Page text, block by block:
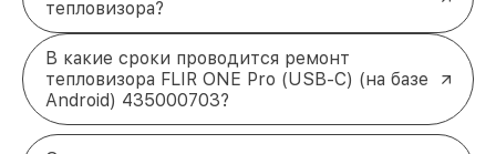
тепловизора?
В какие сроки проводится ремонт
тепловизора FLIR ONE Pro (USB-C) (на базе
Android) 435000703?